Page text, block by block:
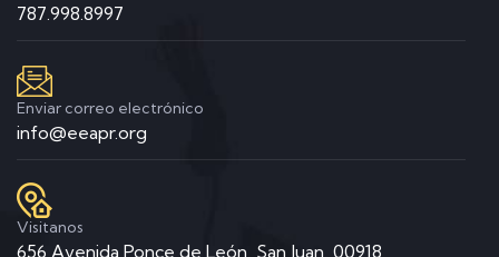
787.998.8997
Enviar correo electrónico
info@eeapr.org
Visitanos
656 Avenida Ponce de León, San Juan, 00918